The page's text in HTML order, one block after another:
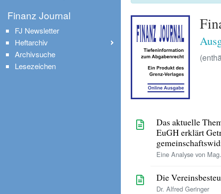
Das aktuelle
EuGH erklärt
Eine Analyse von
Die
Dr. Alfred Geringer
Finanz Journal
FJ Newsletter
Heftarchiv
Archivsuche
Lesezeichen